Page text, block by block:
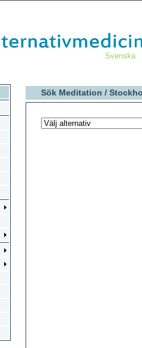
Svenska
Sök Meditation /